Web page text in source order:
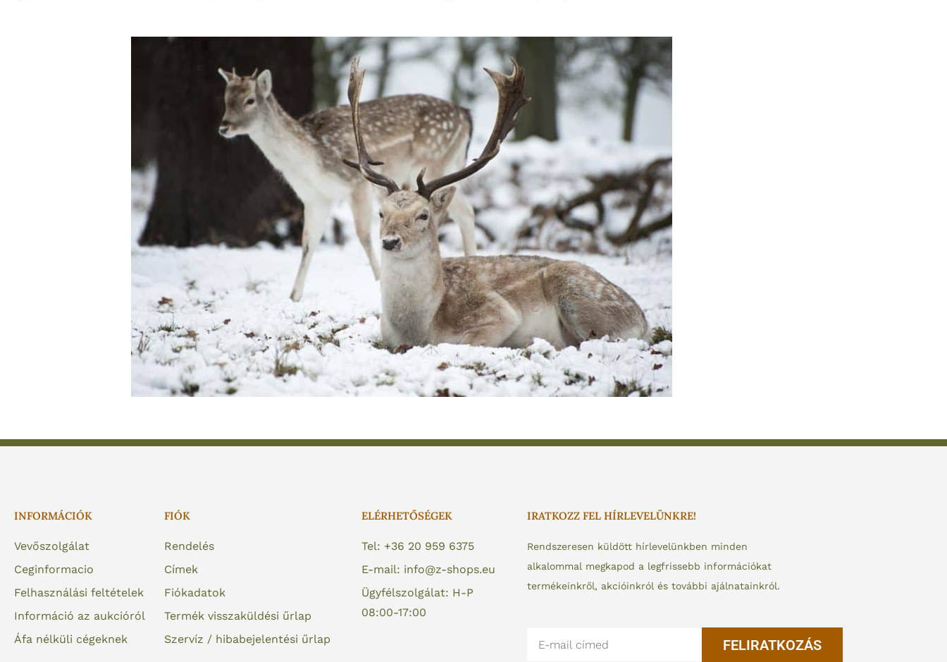
INFORMÁCIÓK
Vevőszolgálat
Ceginformacio
Felhasználási feltételek
Információ az aukcióról
Áfa nélküli cégeknek
FIÓK
Rendelés
Címek
Fiókadatok
Termék visszaküldési űrlap
Szervíz / hibabejelentési űrlap
ELÉRHETŐSÉGEK
Tel: +36 20 959 6375
E-mail: info@z-shops.eu
Ügyfélszolgálat: H-P
08:00-17:00
IRATKOZZ FEL HÍRLEVELÜNKRE!
Rendszeresen küldött hírlevelünkben minden
alkalommal megkapod a legfrissebb információkat
termékeinkről, akcióinkról és további ajálnatainkról.
FELIRATKOZÁS